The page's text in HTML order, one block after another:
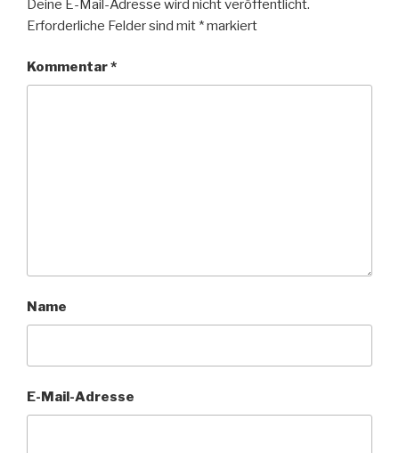
Deine E-Mail-Adresse wird nicht veröffentlicht.
Erforderliche Felder sind mit *markiert
Kommentar*
Name
E-Mail-Adresse